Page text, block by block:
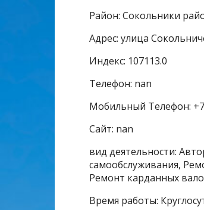
Район: Сокольники
Адрес: улица
Индекс: 107113.0
Телефон: nan
Мобильный Телефон:
Сайт: nan
вид деятельности:
самообслуживания,
Ремонт карданных
Время работы: